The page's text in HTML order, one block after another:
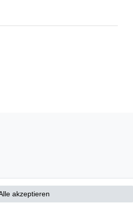
akzeptieren